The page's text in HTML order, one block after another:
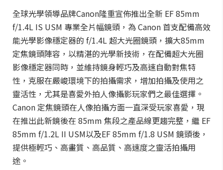
全球光學領導品牌Canon隆重宣佈推出全新 EF 85mm
f/1.4L IS USM 專業全片幅鏡頭，為 Canon 首支配備高效
能光學影像穩定器的 f/1.4L 超大光圈鏡頭，擴大85mm
定焦鏡頭陣容，以精湛的光學新技術，在配備超大光圈
影像穩定器同時，並維持鏡身輕巧及高速自動對焦特
性，克服在嚴峻環境下的拍攝需求，增加拍攝及使用之
靈活性，尤其是喜愛外拍人像攝影玩家們之最佳選擇。
Canon 定焦鏡頭在人像拍攝方面一直深受玩家喜愛，現
在推出此新鏡後在 85mm 焦段之產品線更趨完整，繼 EF
85mm f/1.2L II USM以及EF 85mm f/1.8 USM 鏡頭後，
提供極輕巧、高畫質、高品質、高速度之靈活拍攝用
途。